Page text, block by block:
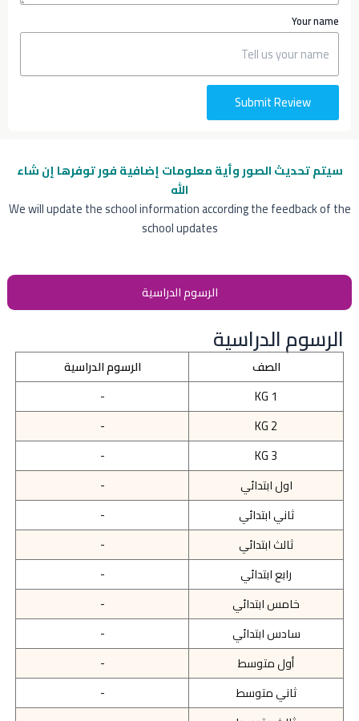
سيتم تحديث الصور وأية معلومات إضافيةفور توفرها إن شاء
الله
We will update the school information according the feedback of the
school updates
الرسوم الدراسية
الرسوم الدراسية
الصف
الرسوم الدراسية
KG 1
-
KG 2
-
KG 3
-
اول ابتدائي
-
ثاني ابتدائي
-
ثالث ابتدائي
-
رابع ابتدائي
-
خامس ابتدائي
-
سادس ابتدائي
-
أول متوسط
-
ثاني متوسط
-
Your name
Submit Review